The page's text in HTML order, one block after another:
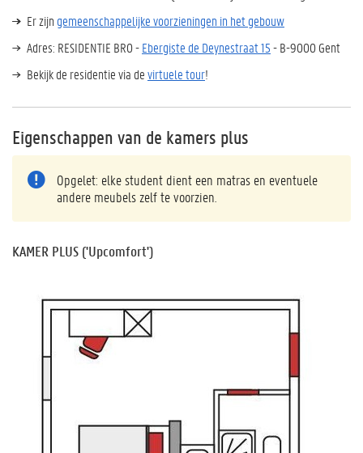
Er zijn gemeenschappelijke voorzieningen in het gebouw
Adres: RESIDENTIE BRO -Ebergiste de Deynestraat 15- B-9000 Gent
Bekijk de residentie via devirtuele tour!
Eigenschappen van de kamers plus
Opgelet: elke student dient een matras en eventuele
andere meubels zelf te voorzien.
KAMER PLUS ('Upcomfort')